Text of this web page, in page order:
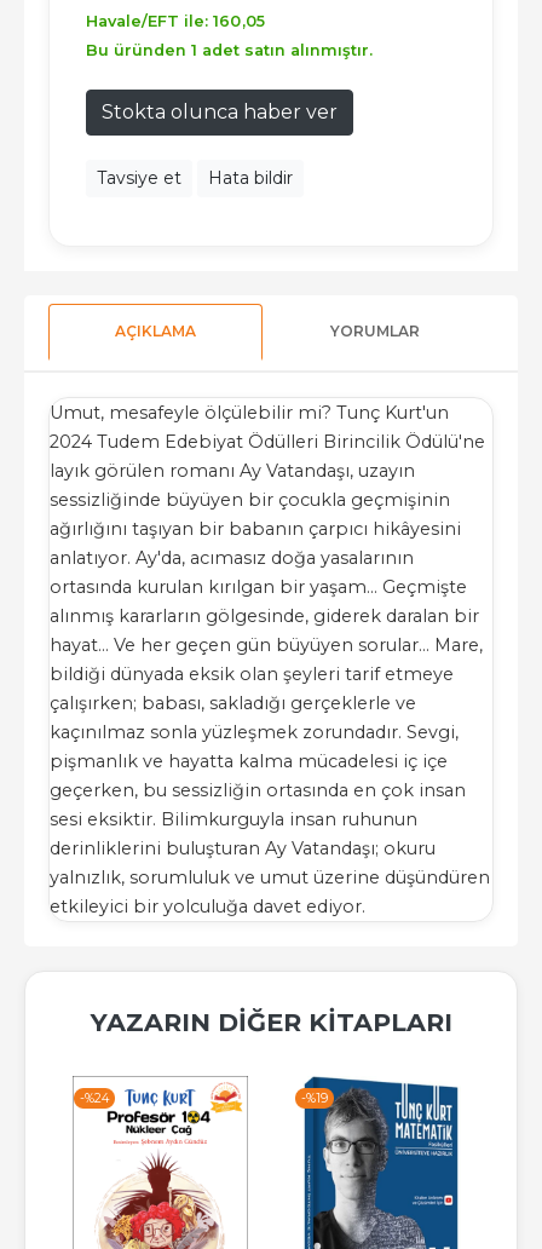
Havale/EFT ile: 160,05
Bu üründen 1 adet satın alınmıştır.
Stokta olunca haber ver
Tavsiye et Hata bildir
AÇIKLAMA YORUMLAR
Umut, mesafeyle ölçülebilir mi? Tunç Kurt'un
2024 Tudem Edebiyat Ödülleri Birincilik Ödülü'ne
layık görülen romanı Ay Vatandaşı, uzayın
sessizliğinde büyüyen bir çocukla geçmişinin
ağırlığını taşıyan bir babanın çarpıcı hikâyesini
anlatıyor. Ay'da, acımasız doğa yasalarının
ortasında kurulan kırılgan bir yaşam… Geçmişte
alınmış kararların gölgesinde, giderek daralan bir
hayat… Ve her geçen gün büyüyen sorular… Mare,
bildiği dünyada eksik olan şeyleri tarif etmeye
çalışırken; babası, sakladığı gerçeklerle ve
kaçınılmaz sonla yüzleşmek zorundadır. Sevgi,
pişmanlık ve hayatta kalma mücadelesi iç içe
geçerken, bu sessizliğin ortasında en çok insan
sesi eksiktir. Bilimkurguyla insan ruhunun
derinliklerini buluşturan Ay Vatandaşı; okuru
yalnızlık, sorumluluk ve umut üzerine düşündüren
etkileyici bir yolculuğa davet ediyor.
YAZARIN DIĞER KITAPLARI
-%19 -%19